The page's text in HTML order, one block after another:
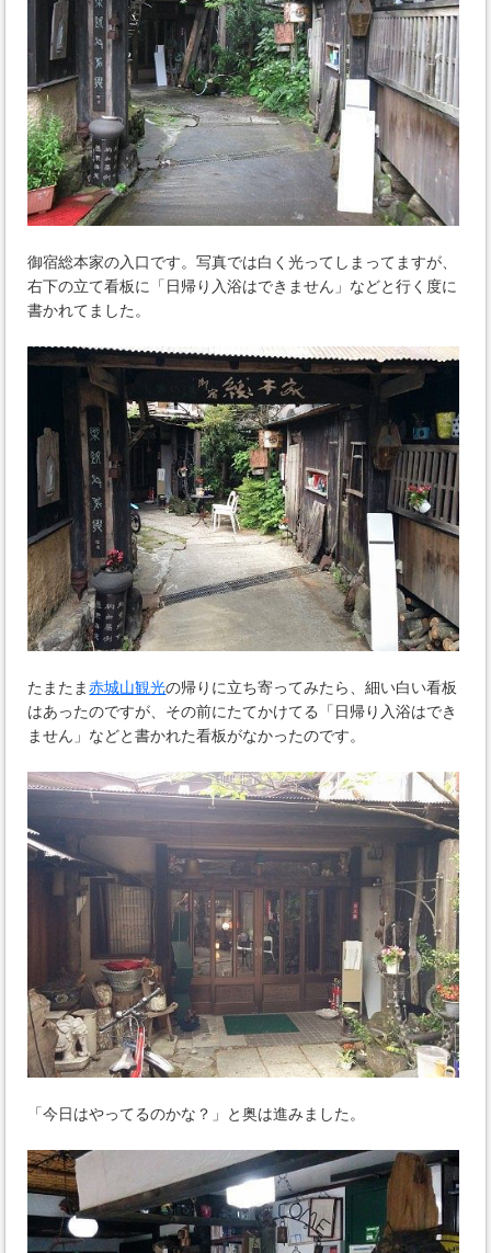
御宿総本家の入口です。写真では白く光ってしまってますが、
右下の立て看板に「日帰り入浴はできません」などと行く度に
書かれてました。
たまたま赤城山観光の帰りに立ち寄ってみたら、細い白い看板
はあったのですが、その前にたてかけてる「日帰り入浴はでき
ません」などと書かれた看板がなかったのです。
「今日はやってるのかな？」と奥は進みました。